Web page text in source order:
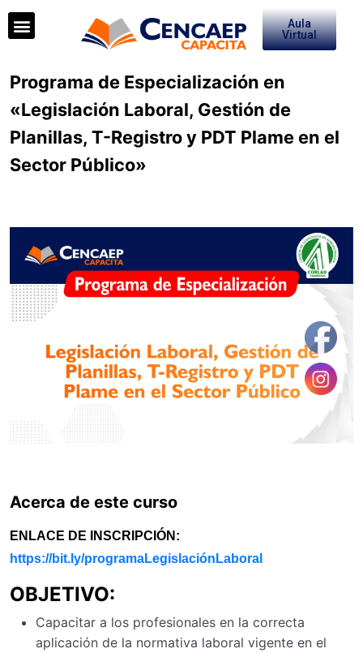
Aula
Virtual
Programa de Especialización en
«Legislación Laboral, Gestión de
Planillas, T-Registro y PDT Plame en el
Sector Público»
Acerca de este curso
ENLACE DE INSCRIPCIÓN:
https://bit.ly/programaLegislaciónLaboral
OBJETIVO:
Capacitar a los profesionales en la correcta
aplicación de la normativa laboral vigente en el